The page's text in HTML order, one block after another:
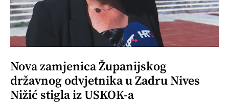
Nova zamjenica Županijskog
državnog odvjetnika u Zadru Nives
Nižić stigla iz USKOK-a